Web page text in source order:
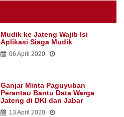
Mudik ke Jateng Wajib Isi
Aplikasi Siaga Mudik
06 April 2020
Ganjar Minta Paguyuban
Perantau Bantu Data Warga
Jateng di DKI dan Jabar
13 April 2020